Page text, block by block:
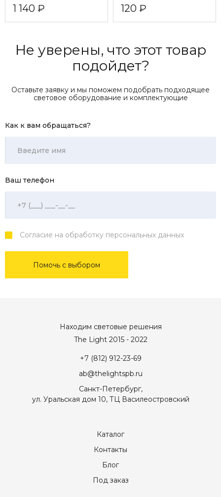
1 140 ₽ 120 ₽
Не уверены, что этот товар
подойдет?
Оставьте заявку и мы поможем подобрать подходящее
световое оборудование и комплектующие
Как к вам обращаться?
Ваш телефон
Помочь с выбором
Согласие на обработку персональных данных
Находим световые решения
The Light 2015 - 2022
+7 (812) 912-23-69
ab@thelightspb.ru
Санкт-Петербург,
ул. Уральская дом 10, ТЦ Василеостровский
Каталог
Контакты
Блог
Под заказ